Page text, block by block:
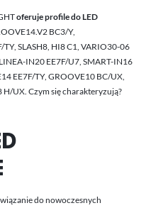
oferuje profile do LED
BC3/Y,
SLASH8, HI8 C1, VARIO30-06
IN20 EE7F/U7, SMART-IN16
EE7F/TY, GROOVE10 BC/UX,
H/UX. Czym się charakteryzują?
do nowoczesnych